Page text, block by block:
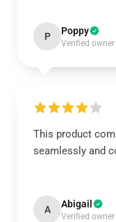
P Poppy
Verified owner
This product
seamlessly and
A Abigail
Verified owner